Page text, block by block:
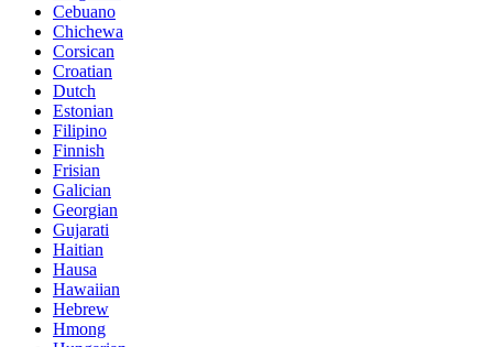
Cebuano
Chichewa
Corsican
Croatian
Dutch
Estonian
Filipino
Finnish
Frisian
Galician
Georgian
Gujarati
Haitian
Hausa
Hawaiian
Hebrew
Hmong